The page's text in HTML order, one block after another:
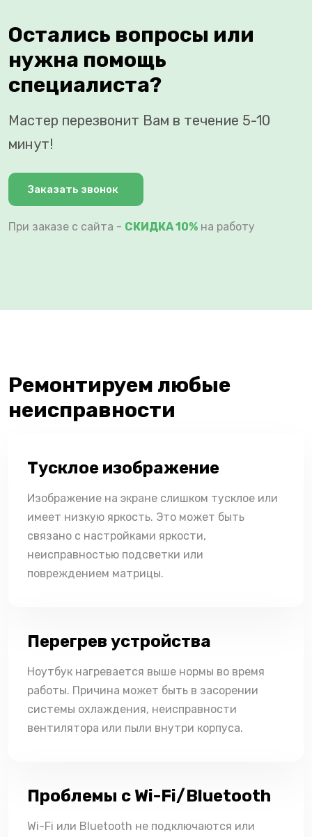
Остались вопросы или
нужна помощь
специалиста?
Мастер перезвонит Вам в течение 5-10
минут!
Заказать звонок
При заказе с сайта - СКИДКА 10% на работу
Ремонтируем любые
неисправности
Тусклое изображение
Изображение на экране слишком тусклое или
имеет низкую яркость. Это может быть
связано с настройками яркости,
неисправностью подсветки или
повреждением матрицы.
Перегрев устройства
Ноутбук нагревается выше нормы во время
работы. Причина может быть в засорении
системы охлаждения, неисправности
вентилятора или пыли внутри корпуса.
Проблемы с Wi-Fi/Bluetooth
Wi-Fi или Bluetooth не подключаются или